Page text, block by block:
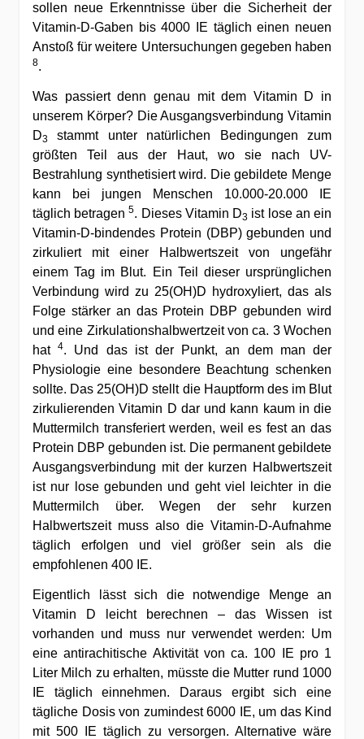
sollen neue Erkenntnisse über die Sicherheit der
Vitamin-D-Gaben bis 4000 IE täglich einen neuen
Anstoß für weitere Untersuchungen gegeben haben
8.
Was passiert denn genau mit dem Vitamin D in
unserem Körper? Die Ausgangsverbindung Vitamin
D3
stammt unter natürlichen Bedingungen zum
größten Teil aus der Haut, wo sie nach UV-
Bestrahlung synthetisiert wird. Die gebildete Menge
kann bei jungen Menschen 10.000-20.000 IE
täglich betragen5. Dieses Vitamin D3 ist lose an ein
Vitamin-D-bindendes Protein (DBP) gebunden und
zirkuliert mit einer Halbwertszeit von ungefähr
einem Tag im Blut. Ein Teil dieser ursprünglichen
Verbindung wird zu 25(OH)D hydroxyliert, das als
Folge stärker an das Protein DBP gebunden wird
und eine Zirkulationshalbwertzeit von ca. 3 Wochen
hat4. Und das ist der Punkt, an dem man der
Physiologie eine besondere Beachtung schenken
sollte. Das 25(OH)D stellt die Hauptform des im Blut
zirkulierenden Vitamin D dar und kann kaum in die
Muttermilch transferiert werden, weil es fest an das
Protein DBP gebunden ist. Die permanent gebildete
Ausgangsverbindung mit der kurzen Halbwertszeit
ist nur lose gebunden und geht viel leichter in die
Muttermilch über. Wegen der sehr kurzen
Halbwertszeit muss also die Vitamin-D-Aufnahme
täglich erfolgen und viel größer sein als die
empfohlenen 400 IE.
Eigentlich lässt sich die notwendige Menge an
Vitamin D leicht berechnen – das Wissen ist
vorhanden und muss nur verwendet werden: Um
eine antirachitische Aktivität von ca. 100 IE pro 1
Liter Milch zu erhalten, müsste die Mutter rund 1000
IE täglich einnehmen. Daraus ergibt sich eine
tägliche Dosis von zumindest 6000 IE, um das Kind
mit 500 IE täglich zu versorgen. Alternative wäre